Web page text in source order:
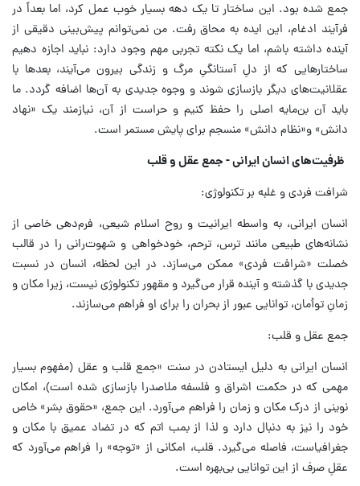
جمع شده بود. این ساختار تا یک دهه بسیار خوب عمل کرد، اما بعداً در
فرآیند ادغام، این ایده به محاق رفت. من نمی‌توانم پیش‌بینی دقیقی از
آینده داشته باشم، اما یک نکته تجربی مهم وجود دارد: نباید اجازه دهیم
ساختارهایی که از دلِ آستانگیِ مرگ و زندگی بیرون می‌آیند، بعدها با
عقلانیت‌های دیگر بازسازی شوند و وجوه جدیدی به آن‌ها اضافه گردد. ما
باید آن بن‌مایه اصلی را حفظ کنیم و حراست از آن، نیازمند یک «نهاد
دانش» و«نظام دانش» منسجم برای پایش مستمر است.
ظرفیت‌های انسان ایرانی - جمع عقل و قلب
شرافت فردی و غلبه بر تکنولوژی:
انسان ایرانی، به واسطه ایرانیت و روح اسلام شیعی، فرم‌دهی خاصی از
نشانه‌های طبیعی مانند ترس، ترحم، خودخواهی و شهوت‌رانی را در قالب
خصلت «شرافت فردی» ممکن می‌سازد. در این لحظه، انسان در نسبت
جدیدی با گذشته و آینده قرار می‌گیرد و مقهور تکنولوژی نیست، زیرا مکان و
زمانِ توأمان، توانایی عبور از بحران را برای او فراهم می‌سازند.
جمع عقل و قلب:
انسان ایرانی به دلیل ایستادن در سنت «جمع قلب و عقل (مفهوم بسیار
مهمی که در حکمت اشراق و فلسفه ملاصدرا بازسازی شده است)، امکان
نوینی از درک مکان و زمان را فراهم می‌آورد. این جمع، «حقوق بشر» خاص
خود را نیز به دنبال دارد و لذا از بمب اتم که در تضاد عمیق با مکان و
جغرافیاست، فاصله می‌گیرد. قلب، امکانی از «توجه» را فراهم می‌آورد که
عقلِ صرف از این توانایی بی‌بهره است.